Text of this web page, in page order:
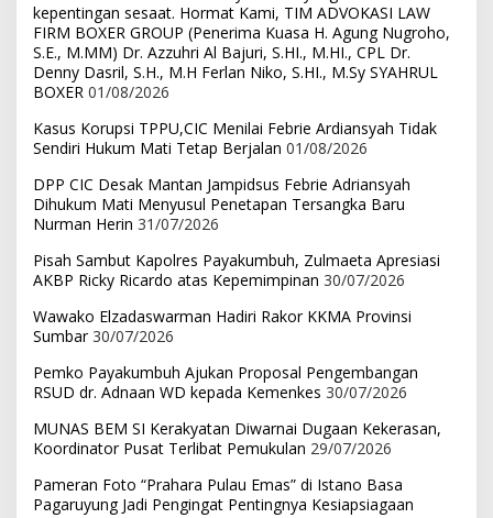
kepentingan sesaat. Hormat Kami, TIM ADVOKASI LAW
FIRM BOXER GROUP (Penerima Kuasa H. Agung Nugroho,
S.E., M.MM) Dr. Azzuhri Al Bajuri, S.HI., M.HI., CPL Dr.
Denny Dasril, S.H., M.H Ferlan Niko, S.HI., M.Sy SYAHRUL
BOXER 01/08/2026
Kasus Korupsi TPPU,CIC Menilai Febrie Ardiansyah Tidak
Sendiri Hukum Mati Tetap Berjalan 01/08/2026
DPP CIC Desak Mantan Jampidsus Febrie Adriansyah
Dihukum Mati Menyusul Penetapan Tersangka Baru
Nurman Herin 31/07/2026
Pisah Sambut Kapolres Payakumbuh, Zulmaeta Apresiasi
AKBP Ricky Ricardo atas Kepemimpinan 30/07/2026
Wawako Elzadaswarman Hadiri Rakor KKMA Provinsi
Sumbar 30/07/2026
Pemko Payakumbuh Ajukan Proposal Pengembangan
RSUD dr. Adnaan WD kepada Kemenkes 30/07/2026
MUNAS BEM SI Kerakyatan Diwarnai Dugaan Kekerasan,
Koordinator Pusat Terlibat Pemukulan 29/07/2026
Pameran Foto “Prahara Pulau Emas” di Istano Basa
Pagaruyung Jadi Pengingat Pentingnya Kesiapsiagaan